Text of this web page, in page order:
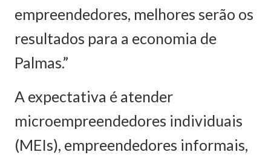
empreendedores, melhores serão os
resultados para a economia de
Palmas.”
A expectativa é atender
microempreendedores individuais
(MEIs), empreendedores informais,